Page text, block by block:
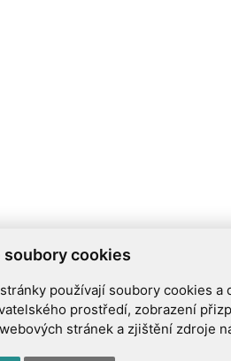
soubory cookies
používají soubory cookies a
prostředí, zobrazení
stránek a zjištění zdroje
01 Valašské Meziříčí